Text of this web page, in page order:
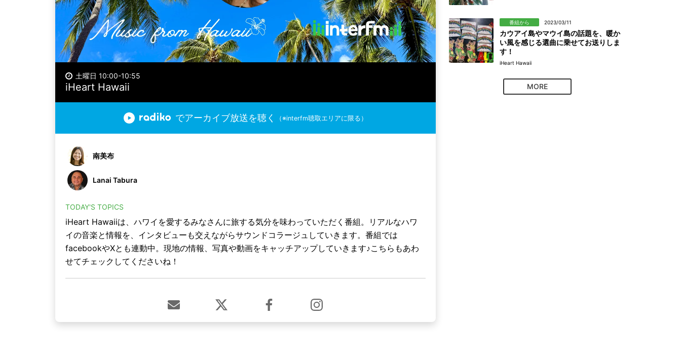
土曜日 10:00-10:55
iHeart Hawaii
でアーカイブ放送を聴く （※interfm聴取エリアに限る）
南美布
Lanai Tabura
TODAY'S TOPICS
iHeart Hawaiiは、ハワイを愛するみなさんに旅する気分を味わっていただく番組。リアルなハワ
イの音楽と情報を、インタビューも交えながらサウンドコラージュしていきます。番組では
facebookやXとも連動中。現地の情報、写真や動画をキャッチアップしていきます♪こちらもあわ
せてチェックしてくださいね！
番組から 2023/03/11
カウアイ島やマウイ島の話題を、暖か
い風を感じる選曲に乗せてお送りしま
す！
iHeart Hawaii
MORE